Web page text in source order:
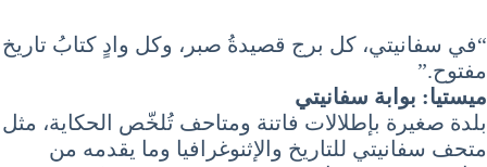
“في سفانيتي، كل برج قصيدةُ صبر، وكل وادٍ كتابُ تاريخ
مفتوح.”
ميستيا: بوابة سفانيتي
بلدة صغيرة بإطلالات فاتنة ومتاحف تُلخّص الحكاية، مثل
متحف سفانيتي للتاريخ والإثنوغرافيا وما يقدمه من